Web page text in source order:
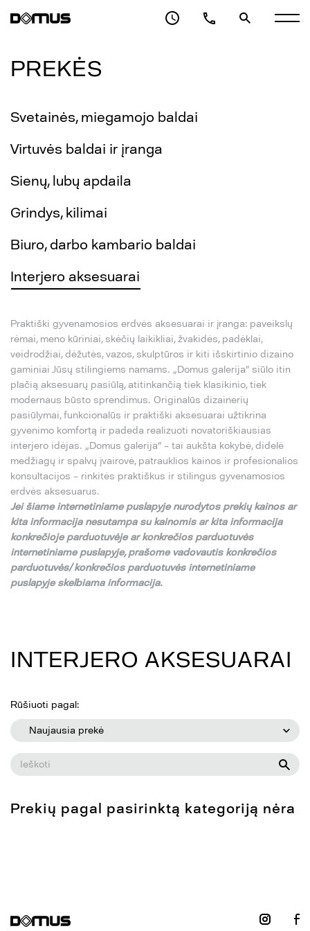
PREKĖS
Svetainės, miegamojo baldai
Virtuvės baldai ir įranga
Sienų, lubų apdaila
Grindys, kilimai
Biuro, darbo kambario baldai
Interjero aksesuarai
Praktiški gyvenamosios erdvės aksesuarai ir įranga: paveikslų
rėmai, meno kūriniai, skėčių laikikliai, žvakidės, padėklai,
veidrodžiai, dėžutės, vazos, skulptūros ir kiti išskirtinio dizaino
gaminiai Jūsų stilingiems namams. „Domus galerija“ siūlo itin
plačią aksesuarų pasiūlą, atitinkančią tiek klasikinio, tiek
modernaus būsto sprendimus. Originalūs dizainerių
pasiūlymai, funkcionalūs ir praktiški aksesuarai užtikrina
gyvenimo komfortą ir padeda realizuoti novatoriškiausias
interjero idėjas. „Domus galerija“ – tai aukšta kokybė, didelė
medžiagų ir spalvų įvairovė, patrauklios kainos ir profesionalios
konsultacijos – rinkitės praktiškus ir stilingus gyvenamosios
erdvės aksesuarus.
Jeišiame internetiniame puslapyje nurodytos prekiųkainos ar
kita informacija nesutampa sukainomis ar kita informacija
konkrečioje parduotuvėje ar konkrečios parduotuvės
internetiniame puslapyje,prašome vadovautis konkrečios
parduotuvės/ konkrečios parduotuvės internetiniame
puslapyje skelbiama informacija.
INTERJERO AKSESUARAI
Rūšiuoti pagal:
Naujausia prekė
Prekių pagal pasirinktą kategoriją nėra